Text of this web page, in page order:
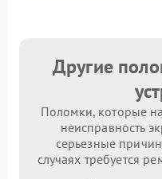
Другие
Поломки, которые
неисправность
серьезные
случаях требуется